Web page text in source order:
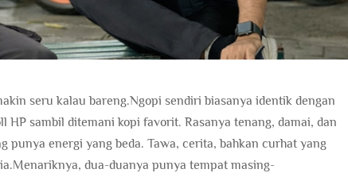
seru kalau bareng.Ngopi sendiri biasanya identik dengan
HP sambil ditemani kopi favorit. Rasanya tenang, damai, dan
punya energi yang beda. Tawa, cerita, bahkan curhat yang
dua-duanya punya tempat masing-